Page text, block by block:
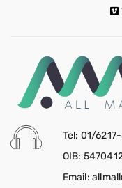
Tel: 01/
OIB:
Email: